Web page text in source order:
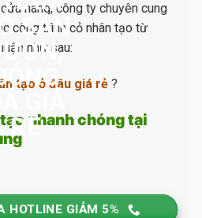
hàng, công ty chuyên cung
công trình cỏ nhân tạo từ
như sau:
tạo ở đâu giá rẻ ?
nhanh chóng tại
HOTLINE GIẢM 5%